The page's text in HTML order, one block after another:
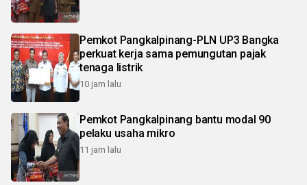
Pemkot Pangkalpinang-PLN UP3 Bangka
perkuat kerja sama pemungutan pajak
tenaga listrik
10 jam lalu
Pemkot Pangkalpinang bantu modal 90
pelaku usaha mikro
11 jam lalu